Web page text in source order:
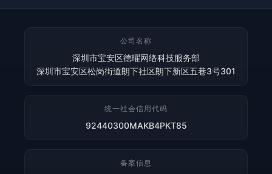
公司名称
深圳市宝安区德曜网络科技服务部
深圳市宝安区松岗街道朗下社区朗下新区五巷3号301
统一社会信用代码
92440300MAKB4PKT85
备案信息